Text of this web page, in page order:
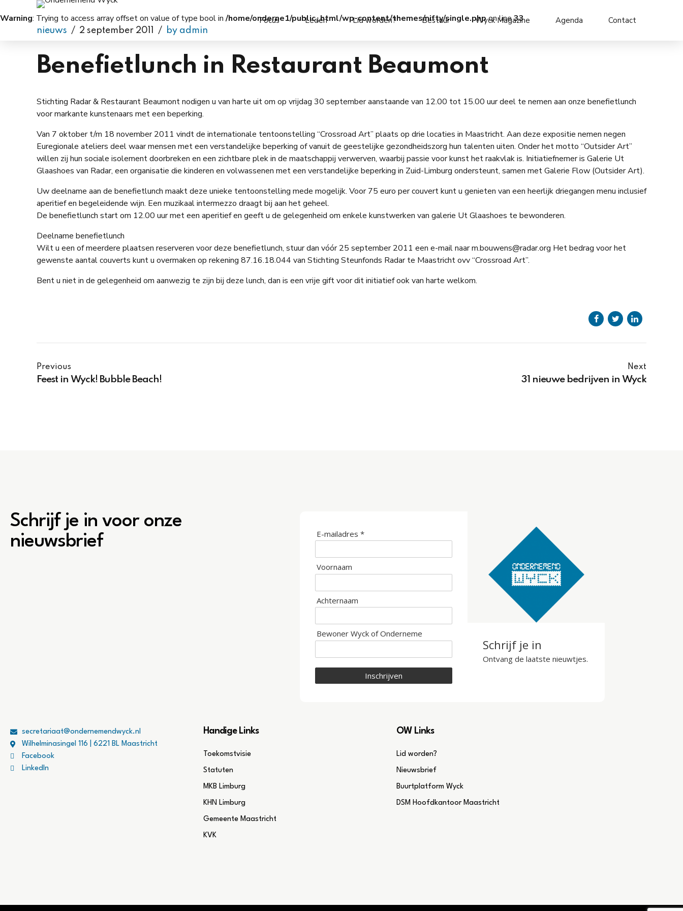
Focus Leden Lid worden? Bestuur Wyck Magazine Agenda Contact
Warning: Trying to access array offset on value of type bool in/home/onderne1/public_html/wp-content/themes/nifty/single.phpon line33
nieuws 2 september 2011 by admin
Benefietlunch in Restaurant Beaumont
Stichting Radar & Restaurant Beaumont nodigen u van harte uit om op vrijdag 30 september aanstaande van 12.00 tot 15.00 uur deel te nemen aan onze benefietlunch
voor markante kunstenaars met een beperking.
Van 7 oktober t/m 18 november 2011 vindt de internationale tentoonstelling “Crossroad Art” plaats op drie locaties in Maastricht. Aan deze expositie nemen negen
Euregionale ateliers deel waar mensen met een verstandelijke beperking of vanuit de geestelijke gezondheidszorg hun talenten uiten. Onder het motto “Outsider Art”
willen zij hun sociale isolement doorbreken en een zichtbare plek in de maatschappij verwerven, waarbij passie voor kunst het raakvlak is. Initiatiefnemer is Galerie Ut
Glaashoes van Radar, een organisatie die kinderen en volwassenen met een verstandelijke beperking in Zuid-Limburg ondersteunt, samen met Galerie Flow (Outsider Art).
Uw deelname aan de benefietlunch maakt deze unieke tentoonstelling mede mogelijk. Voor 75 euro per couvert kunt u genieten van een heerlijk driegangen menu inclusief
aperitief en begeleidende wijn. Een muzikaal intermezzo draagt bij aan het geheel.
De benefietlunch start om 12.00 uur met een aperitief en geeft u de gelegenheid om enkele kunstwerken van galerie Ut Glaashoes te bewonderen.
Deelname benefietlunch
Wilt u een of meerdere plaatsen reserveren voor deze benefietlunch, stuur dan vóór 25 september 2011 een e-mail naar m.bouwens@radar.org Het bedrag voor het
gewenste aantal couverts kunt u overmaken op rekening 87.16.18.044 van Stichting Steunfonds Radar te Maastricht ovv “Crossroad Art”.
Bent u niet in de gelegenheid om aanwezig te zijn bij deze lunch, dan is een vrije gift voor dit initiatief ook van harte welkom.
Previous
Feest in Wyck! Bubble Beach!
Next
31 nieuwe bedrijven in Wyck
Schrijf je in voor onze
nieuwsbrief
E-mailadres *
Voornaam
Achternaam
Bewoner Wyck of Onderneme
Inschrijven
Schrijf je in
Ontvang de laatste nieuwtjes.
secretariaat@ondernemendwyck.nl
Wilhelminasingel 116 | 6221 BL Maastricht
Facebook
LinkedIn
Handige Links
Toekomstvisie
Statuten
MKB Limburg
KHN Limburg
Gemeente Maastricht
KVK
OW Links
Lid worden?
Nieuwsbrief
Buurtplatform Wyck
DSM Hoofdkantoor Maastricht